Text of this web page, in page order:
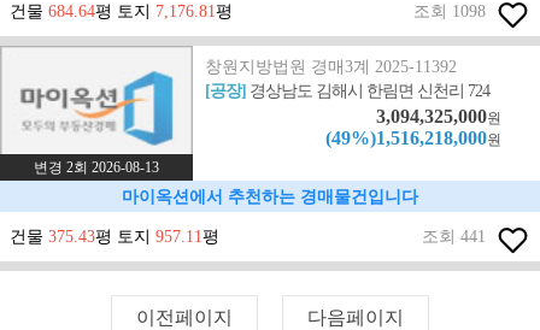
건물 684.64평 토지 7,176.81평 조회 1098
변경 2회 2026-08-13
창원지방법원 경매3계 2025-11392
[공장] 경상남도 김해시 한림면 신천리 724
3,094,325,000원
(49%)1,516,218,000원
마이옥션에서 추천하는 경매물건입니다
건물 375.43평 토지 957.11평 조회 441
이전페이지 다음페이지